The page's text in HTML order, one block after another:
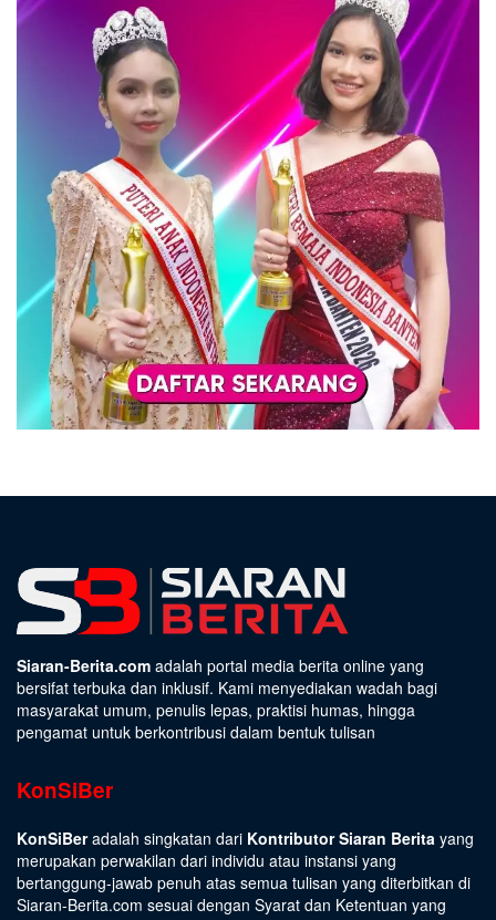
Siaran-Berita.com adalah portal media berita online yang
bersifat terbuka dan inklusif. Kami menyediakan wadah bagi
masyarakat umum, penulis lepas, praktisi humas, hingga
pengamat untuk berkontribusi dalam bentuk tulisan
KonSiBer
KonSiBeradalah singkatan dari Kontributor Siaran Berita yang
merupakan perwakilan dari individu atau instansi yang
bertanggung-jawab penuh atas semua tulisan yang diterbitkan di
Siaran-Berita.com sesuai dengan Syarat dan Ketentuan yang